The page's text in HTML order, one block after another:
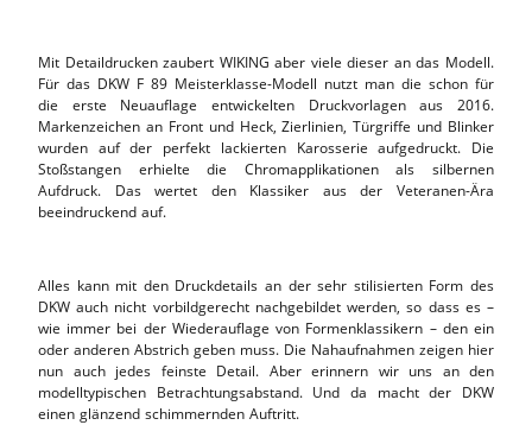
Mit Detaildrucken zaubert WIKING aber viele dieser an das Modell.
Für das DKW F 89 Meisterklasse-Modell nutzt man die schon für
die erste Neuauflage entwickelten Druckvorlagen aus 2016.
Markenzeichen an Front und Heck, Zierlinien, Türgriffe und Blinker
wurden auf der perfekt lackierten Karosserie aufgedruckt. Die
Stoßstangen erhielte die Chromapplikationen als silbernen
Aufdruck. Das wertet den Klassiker aus der Veteranen-Ära
beeindruckend auf.
Alles kann mit den Druckdetails an der sehr stilisierten Form des
DKW auch nicht vorbildgerecht nachgebildet werden, so dass es –
wie immer bei der Wiederauflage von Formenklassikern – den ein
oder anderen Abstrich geben muss. Die Nahaufnahmen zeigen hier
nun auch jedes feinste Detail. Aber erinnern wir uns an den
modelltypischen Betrachtungsabstand. Und da macht der DKW
einen glänzend schimmernden Auftritt.